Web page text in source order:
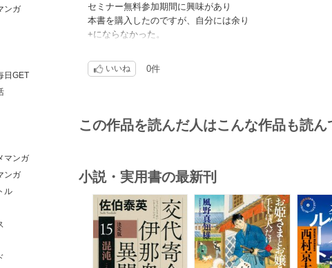
ンガ
日GET
マンガ
ンガ
ル
セミナー無料参加期間に興味があり
本書を購入したのですが、自分には余り
+にならなかった。
これを読み辞退する事にしました。
いいね 0件
この作品を読んだ人はこんな作品も読ん
小説・実用書の最新刊
o
s